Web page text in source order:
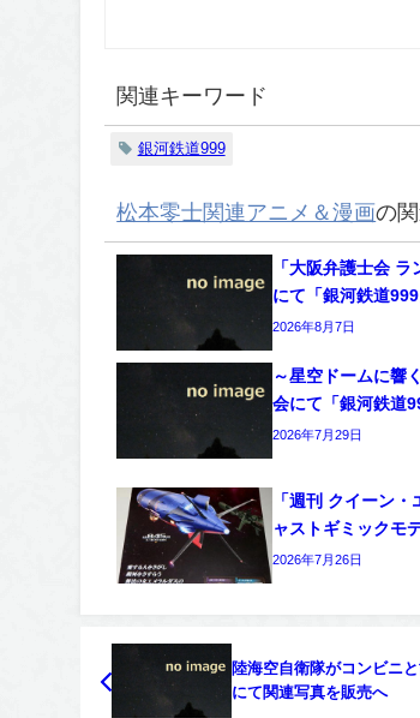
関連キーワード
銀河鉄道999
松本零士関連アニメ＆漫画の
「大阪弁護士会 ラ
にて「銀河鉄道
2026年8月7日
～星空ドームに響
会にて「銀河鉄道
2026年7月29日
「週刊 クイーン
ャストギミックモ
2026年7月26日
陸海空自衛隊がコンビニ
にて関連写真を販売へ